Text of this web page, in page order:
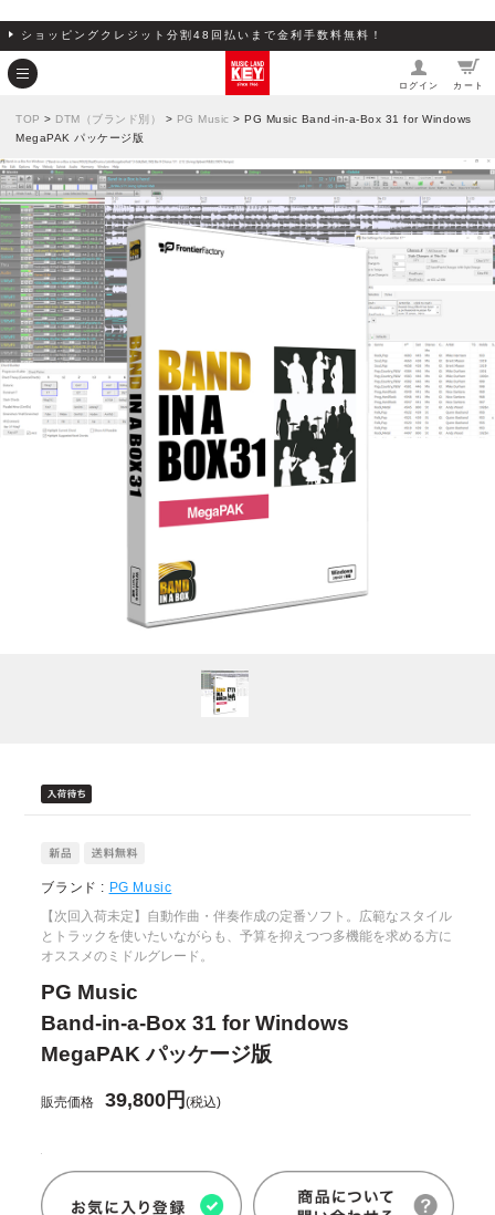
ショッピングクレジット分割48回払いまで金利手数料無料！
ログイン カート
TOP > DTM（ブランド別） > PG Music > PG Music Band-in-a-Box 31 for Windows
MegaPAK パッケージ版
ブランド : PG Music
【次回入荷未定】自動作曲・伴奏作成の定番ソフト。広範なスタイル
とトラックを使いたいながらも、予算を抑えつつ多機能を求める方に
オススメのミドルグレード。
PG Music
Band-in-a-Box 31 for Windows
MegaPAK パッケージ版
販売価格 39,800円(税込)